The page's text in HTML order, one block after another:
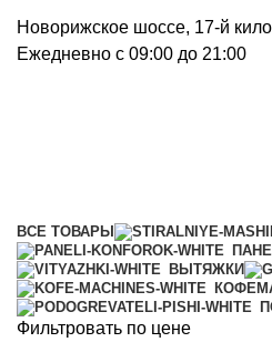
Новорижское шоссе, 17-й
Ежедневно с 09:00 до 21:00
ВСЕ ТОВАРЫ
ВЫТЯЖКИ
Фильтровать по цене